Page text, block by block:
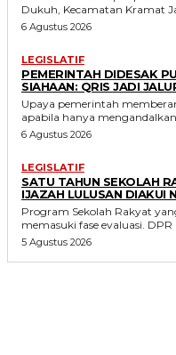
Dukuh, Kecamatan Kramat
6 Agustus 2026
LEGISLATIF
PEMERINTAH DIDESAK
SIAHAAN: QRIS JADI
Upaya pemerintah
apabila hanya mengandalkan
6 Agustus 2026
LEGISLATIF
SATU TAHUN SEKOLAH
IJAZAH LULUSAN DIAKUI
Program Sekolah Rakyat
memasuki fase evaluasi. DPR
5 Agustus 2026